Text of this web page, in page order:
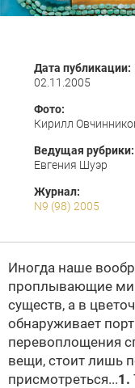
Дата публикации:
02.11.2005
Фото:
Кирилл
Ведущая рубрики:
Евгения Шуэр
Журнал:
N9 (98) 2005
Иногда наше
проплывающие
существ, а в
обнаруживает
перевоплощения
вещи, стоит лишь
присмотреться...1.